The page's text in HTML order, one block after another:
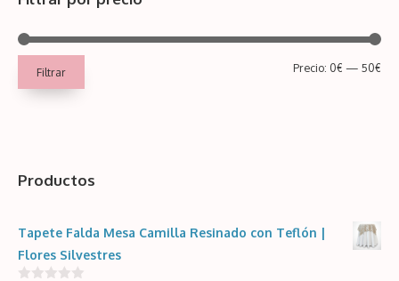
Filtrar Precio: 0€ — 50€
Productos
Tapete Falda Mesa Camilla Resinado con Teflón |
Flores Silvestres